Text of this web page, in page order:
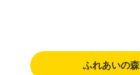
ふれあいの森